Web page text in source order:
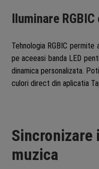
Iluminare
Tehnologia RGBIC
pe aceeasi banda LED
dinamica personalizata.
culori direct din aplicatia
muzica